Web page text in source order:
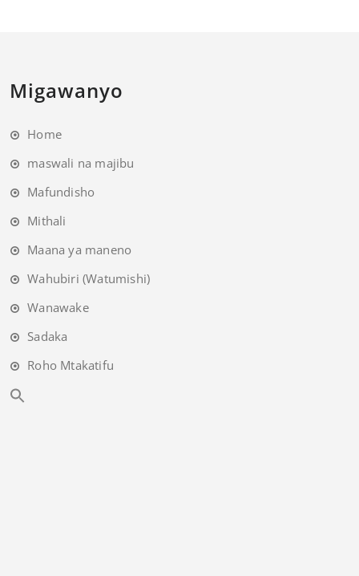
Migawanyo
Home
maswali na majibu
Mafundisho
Mithali
Maana ya maneno
Wahubiri (Watumishi)
Wanawake
Sadaka
Roho Mtakatifu